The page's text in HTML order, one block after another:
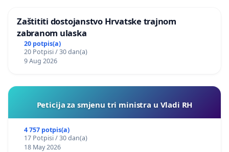
Zaštititi dostojanstvo Hrvatske trajnom
zabranom ulaska
20 potpis(a)
20 Potpisi / 30 dan(a)
9 Aug 2026
Peticija za smjenu tri ministra u Vladi RH
4 757 potpis(a)
17 Potpisi / 30 dan(a)
18 May 2026